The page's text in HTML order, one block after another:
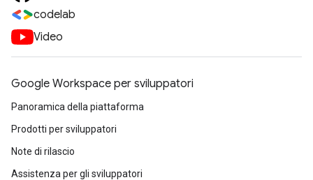
codelab
Video
Google Workspace per sviluppatori
Panoramica della piattaforma
Prodotti per sviluppatori
Note di rilascio
Assistenza per gli sviluppatori